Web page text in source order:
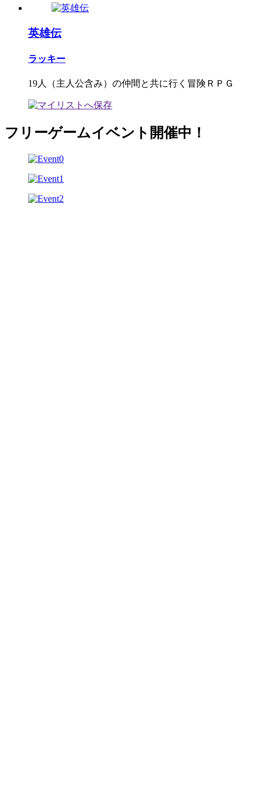
英雄伝
ラッキー
19人（主人公含み）の仲間と共に行く冒険ＲＰＧ
フリーゲームイベント開催中！